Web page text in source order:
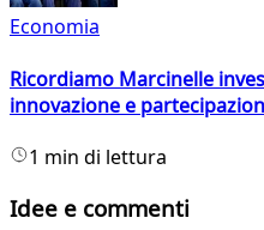
Economia
Ricordiamo Marcinelle
innovazione e
1 min di lettura
Idee e commenti